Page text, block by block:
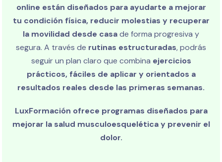
online están diseñados para ayudarte a mejorar
tu condición física, reducir molestias y recuperar
la movilidad desde casade forma progresiva y
segura. A través de rutinas estructuradas, podrás
seguir un plan claro que combina ejercicios
prácticos, fáciles de aplicar y orientados a
resultados reales desde las primeras semanas.
LuxFormación ofrece programas diseñados para
mejorar la salud musculoesquelética y prevenir el
dolor.